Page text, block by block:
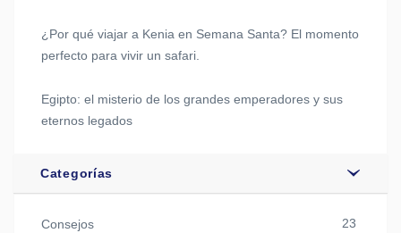
¿Por qué viajar a Kenia en Semana Santa? El momento
perfecto para vivir un safari.
Egipto: el misterio de los grandes emperadores y sus
eternos legados
Categorías
Consejos 23